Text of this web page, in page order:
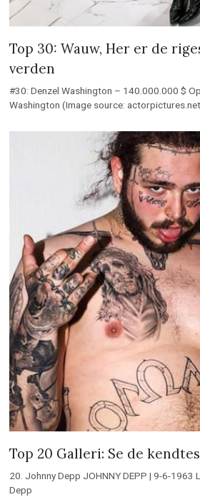
Top 30: Wauw, Her er de
verden
#30: Denzel Washington – 140.000.000 $
Washington (Image source:
Top 20 Galleri: Se de
20. Johnny Depp JOHNNY DEPP | 9-6-1963
Depp